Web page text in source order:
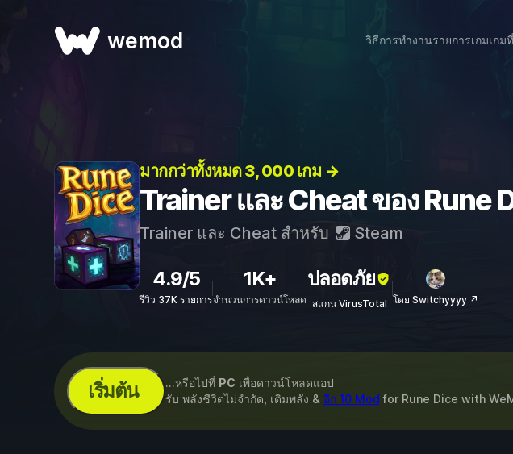
wemod วิธีการทำงานรายการเกมเกม
มากกว่าทั้งหมด 3, 000 เกม →
Trainer และ Cheat ของ Rune
Trainer และ Cheat สำหรับ Steam
4.9/5
รีวิว 37K รายการ
1K+
จำนวนการดาวน์โหลด
ปลอดภัย
สแกน VirusTotal โดย Switchyyyy ↗
เริ่มต้น ...หรือไปที่ PC เพื่อดาวน์โหลดแอป
รับ พลังชีวิตไม่จำกัด, เติมพลัง & อีก 10 Mod for Rune Dice with